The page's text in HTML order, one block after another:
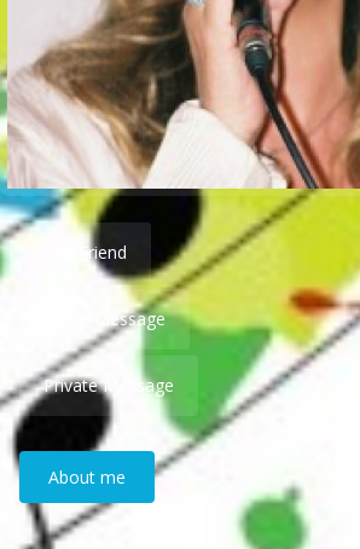
Add Friend
Public Message
Private Message
About me